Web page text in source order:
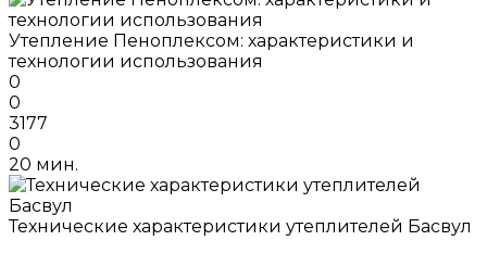
Утепление Пеноплексом: характеристики и
технологии использования
0
0
3177
0
20 мин.
Технические характеристики утеплителей Басвул